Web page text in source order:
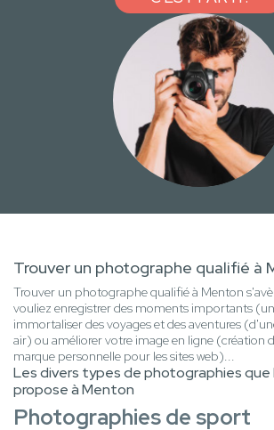
Trouver un photographe qualifié à
Trouver un photographe qualifié à Menton
vouliez enregistrer des moments importants
immortaliser des voyages et des aventures
air) ou améliorer votre image en ligne (création
marque personnelle pour les sites web)...
Les divers types de photographies
propose à Menton
Photographies de sport